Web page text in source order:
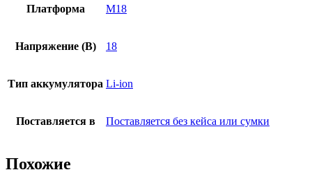
Платформа M18
Напряжение (В) 18
Тип аккумулятора Li-ion
Поставляется в Поставляется без кейса или сумки
Похожие